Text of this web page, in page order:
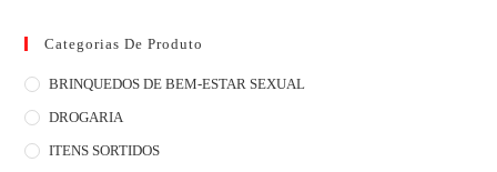
Categorias De Produto
BRINQUEDOS DE BEM-ESTAR SEXUAL
DROGARIA
ITENS SORTIDOS